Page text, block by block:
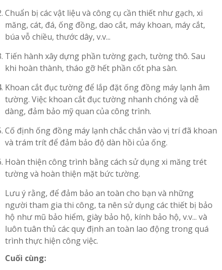
Chuẩn bị các vật liệu và công cụ cần thiết như gạch, xi
măng, cát, đá, ống đồng, dao cắt, máy khoan, máy cắt,
búa vỗ chiều, thước dây, v.v...
Tiến hành xây dựng phần tường gạch, tường thô. Sau
khi hoàn thành, tháo gỡ hết phần cốt pha sàn.
Khoan cắt đục tường để lắp đặt ống đồng máy lạnh âm
tường. Việc khoan cắt đục tường nhanh chóng và dễ
dàng, đảm bảo mỹ quan của công trình.
Cố định ống đồng máy lạnh chắc chắn vào vị trí đã khoan
và trám trít để đảm bảo độ dàn hồi của ống.
Hoàn thiện công trình bằng cách sử dụng xi măng trét
tường và hoàn thiện mặt bức tường.
Lưu ý rằng, để đảm bảo an toàn cho bạn và những
người tham gia thi công, ta nên sử dụng các thiết bị bảo
hộ như mũ bảo hiểm, giày bảo hộ, kính bảo hộ, v.v... và
luôn tuân thủ các quy định an toàn lao động trong quá
trình thực hiện công việc.
Cuối cùng: